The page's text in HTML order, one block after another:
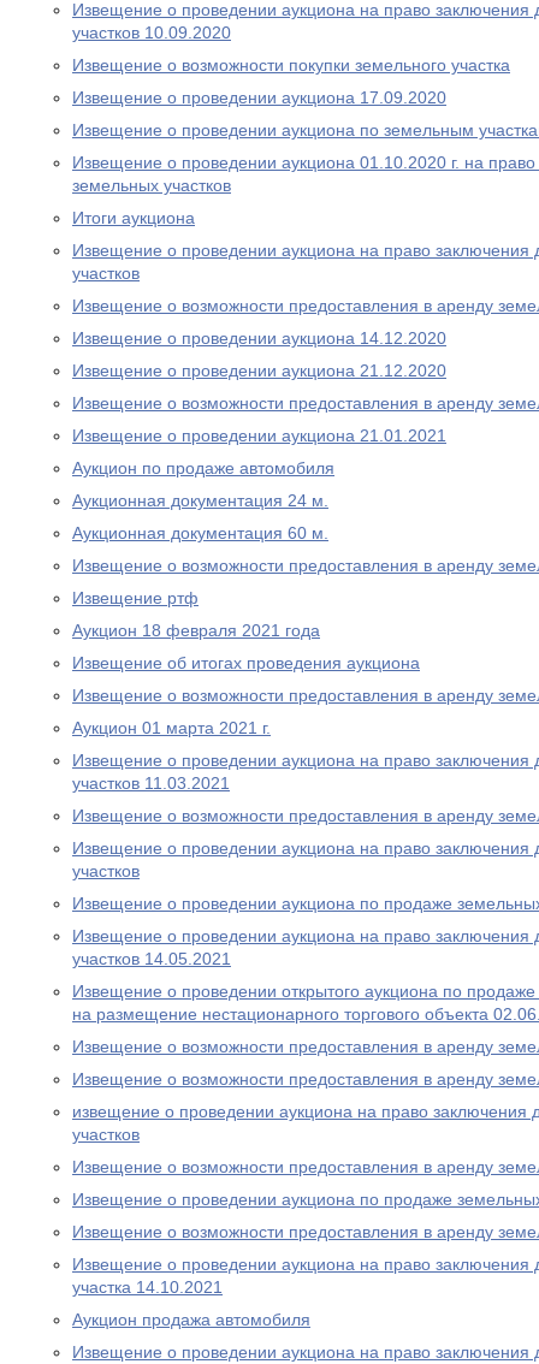
Извещение о проведении аукциона на право заключения
участков 10.09.2020
Извещение о возможности покупки земельного участка
Извещение о проведении аукциона 17.09.2020
Извещение о проведении аукциона по земельным
Извещение о проведении аукциона 01.10.2020 г. на
земельных участков
Итоги аукциона
Извещение о проведении аукциона на право заключения
участков
Извещение о возможности предоставления в аренду
Извещение о проведении аукциона 14.12.2020
Извещение о проведении аукциона 21.12.2020
Извещение о возможности предоставления в аренду
Извещение о проведении аукциона 21.01.2021
Аукцион по продаже автомобиля
Аукционная документация 24 м.
Аукционная документация 60 м.
Извещение о возможности предоставления в аренду
Извещение ртф
Аукцион 18 февраля 2021 года
Извещение об итогах проведения аукциона
Извещение о возможности предоставления в аренду
Аукцион 01 марта 2021 г.
Извещение о проведении аукциона на право заключения
участков 11.03.2021
Извещение о возможности предоставления в аренду
Извещение о проведении аукциона на право заключения
участков
Извещение о проведении аукциона по продаже
Извещение о проведении аукциона на право заключения
участков 14.05.2021
Извещение о проведении открытого аукциона по
на размещение нестационарного торгового объекта
Извещение о возможности предоставления в аренду
Извещение о возможности предоставления в аренду
извещение о проведении аукциона на право заключения
участков
Извещение о возможности предоставления в аренду
Извещение о проведении аукциона по продаже
Извещение о возможности предоставления в аренду
Извещение о проведении аукциона на право заключения
участка 14.10.2021
Аукцион продажа автомобиля
Извещение о проведении аукциона на право заключения